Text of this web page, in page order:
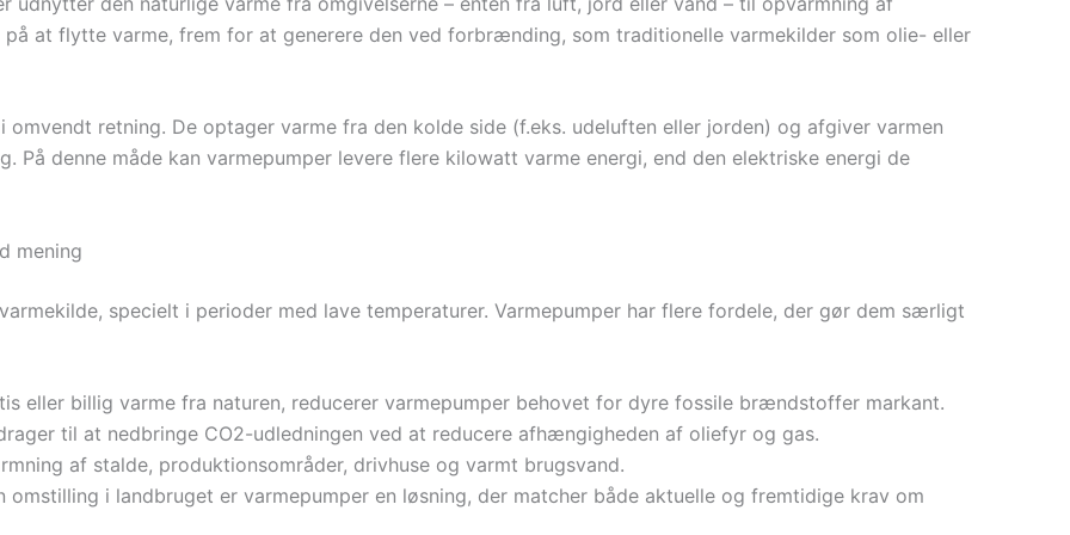
at flytte varme, frem for at generere den ved forbrænding, som traditionelle varmekilder som olie- eller
retning. De optager varme fra den kolde side (f.eks. udeluften eller jorden) og afgiver varmen
På denne måde kan varmepumper levere flere kilowatt varme energi, end den elektriske energi de
mening
specielt i perioder med lave temperaturer. Varmepumper har flere fordele, der gør dem særligt
eller billig varme fra naturen, reducerer varmepumper behovet for dyre fossile brændstoffer markant.
til at nedbringe CO2-udledningen ved at reducere afhængigheden af oliefyr og gas.
af stalde, produktionsområder, drivhuse og varmt brugsvand.
i landbruget er varmepumper en løsning, der matcher både aktuelle og fremtidige krav om